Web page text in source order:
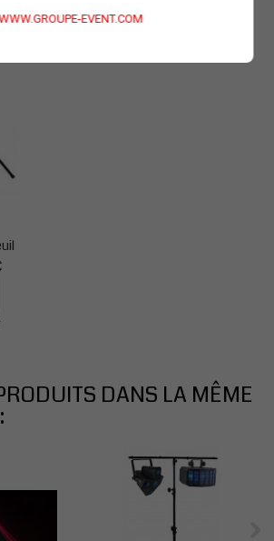
DANS LA MÊME
EVENT.COM